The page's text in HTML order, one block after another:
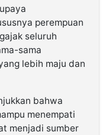
perempuan
seluruh
sama
lebih maju dan
bahwa
menempati
menjadi sumber